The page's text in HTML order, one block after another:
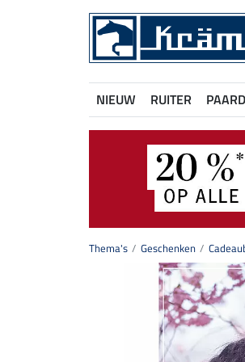
NIEUW RUITER PAARD
Thema's Geschenken